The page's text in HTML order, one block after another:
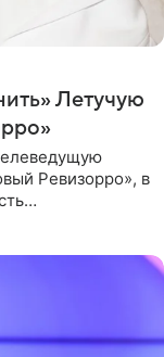
Летучую
Ревизорро», в